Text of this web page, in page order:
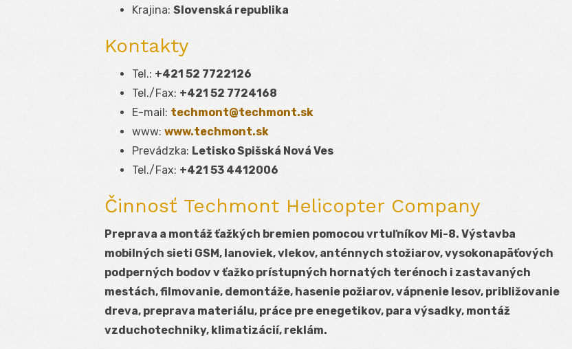
Krajina: Slovenská republika
Kontakty
Tel.: +421 52 7722126
Tel./Fax: +421 52 7724168
E-mail: techmont@techmont.sk
www: www.techmont.sk
Prevádzka: Letisko Spišská Nová Ves
Tel./Fax: +421 53 4412006
Činnosť Techmont Helicopter Company
Preprava a montáž ťažkých bremien pomocou vrtuľníkov Mi-8. Výstavba
mobilných sieti GSM, lanoviek, vlekov, anténnych stožiarov, vysokonapäťových
podperných bodov v ťažko prístupných hornatých terénoch i zastavaných
mestách, filmovanie, demontáže, hasenie požiarov, vápnenie lesov, približovanie
dreva, preprava materiálu, práce pre enegetikov, para výsadky, montáž
vzduchotechniky, klimatizácií, reklám.